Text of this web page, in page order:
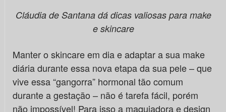
Cláudia de Santana dá dicas valiosas para make
e skincare
Manter o skincare em dia e adaptar a sua make
diária durante essa nova etapa da sua pele – que
vive essa “gangorra” hormonal tão comum
durante a gestação – não é tarefa fácil, porém
não impossível! Para isso a maquiadora e design